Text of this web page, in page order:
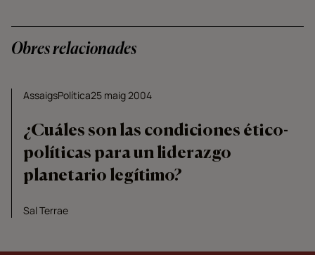
Obres relacionades
AssaigsPolítica25 maig 2004
¿Cuáles son las condiciones ético-
políticas para un liderazgo
planetario legítimo?
Sal Terrae